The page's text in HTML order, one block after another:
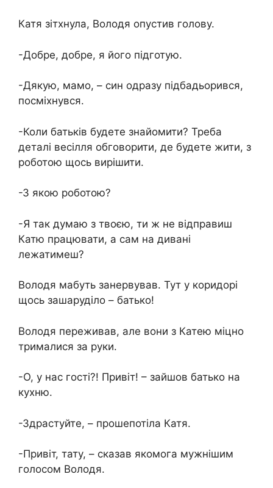
Катя зітхнула, Володя опустив голову.
-Добре, добре, я його підготую.
-Дякую, мамо, – син одразу підбадьорився,
посміхнувся.
-Коли батьків будете знайомити? Треба
деталі весілля обговорити, де будете жити, з
роботою щось вирішити.
-З якою роботою?
-Я так думаю з твоєю, ти ж не відправиш
Катю працювати, а сам на дивані
лежатимеш?
Володя мабуть занервував. Тут у коридорі
щось зашаруділо – батько!
Володя переживав, але вони з Катею міцно
трималися за руки.
-О, у нас гості?! Привіт! – зайшов батько на
кухню.
-Здрастуйте, – прошепотіла Катя.
-Привіт, тату, – сказав якомога мужнішим
голосом Володя.